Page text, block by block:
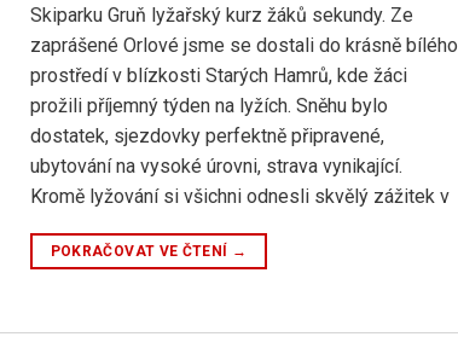
Skiparku Gruň lyžařský kurz žáků sekundy. Ze
zaprášené Orlové jsme se dostali do krásně bílého
prostředí v blízkosti Starých Hamrů, kde žáci
prožili příjemný týden na lyžích. Sněhu bylo
dostatek, sjezdovky perfektně připravené,
ubytování na vysoké úrovni, strava vynikající.
Kromě lyžování si všichni odnesli skvělý zážitek v
POKRAČOVAT VE ČTENÍ →